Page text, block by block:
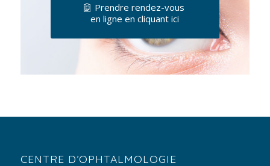
Prendre rendez-vous
en ligne en cliquant ici
CENTRE D’OPHTALMOLOGIE